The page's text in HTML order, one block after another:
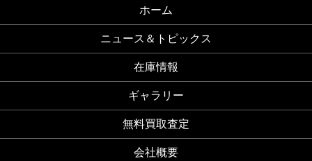
ホーム
ニュース＆トピックス
在庫情報
ギャラリー
無料買取査定
会社概要